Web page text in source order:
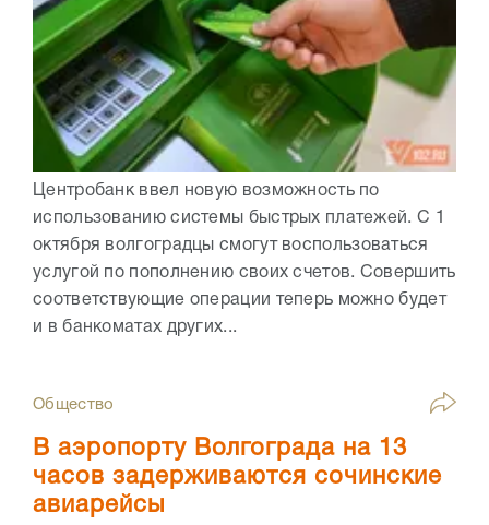
Центробанк ввел новую возможность по
использованию системы быстрых платежей. С 1
октября волгоградцы смогут воспользоваться
услугой по пополнению своих счетов. Совершить
соответствующие операции теперь можно будет
и в банкоматах других...
Общество
В аэропорту Волгограда на 13
часов задерживаются сочинские
авиарейсы